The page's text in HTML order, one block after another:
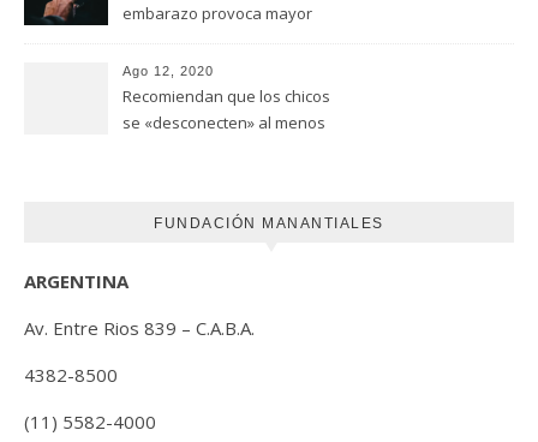
embarazo provoca mayor
(FUNDACION MANANTIALES)
Ago 12, 2020
Recomiendan que los chicos
se «desconecten» al menos
FUNDACIÓN MANANTIALES
ARGENTINA
Av. Entre Rios 839 – C.A.B.A.
4382-8500
(11) 5582-4000